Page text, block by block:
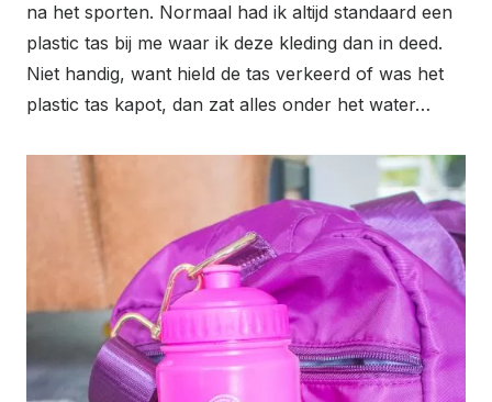
na het sporten. Normaal had ik altijd standaard een
plastic tas bij me waar ik deze kleding dan in deed.
Niet handig, want hield de tas verkeerd of was het
plastic tas kapot, dan zat alles onder het water…